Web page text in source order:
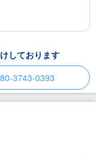
しております
3743-0393